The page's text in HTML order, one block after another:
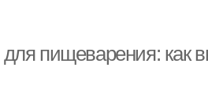
пищеварения: как